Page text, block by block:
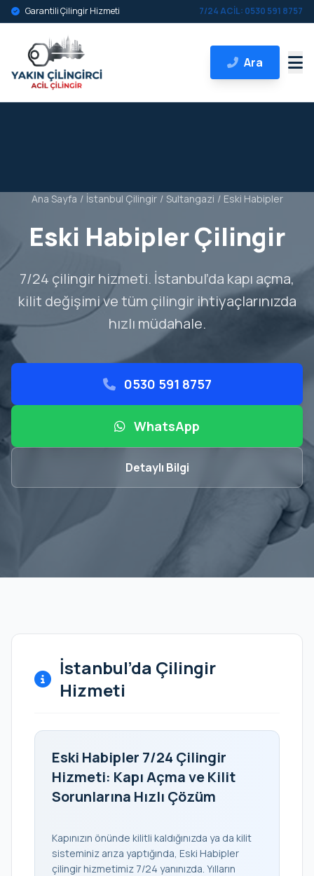
Garantili Çilingir Hizmeti 7/24 ACİL: 0530 591 8757
Ara
Ana Sayfa / İstanbul Çilingir / Sultangazi / Eski Habipler
Eski Habipler Çilingir
7/24 çilingir hizmeti. İstanbul’da kapı açma,
kilit değişimi ve tüm çilingir ihtiyaçlarınızda
hızlı müdahale.
0530 591 8757
WhatsApp
Detaylı Bilgi
İstanbul’da Çilingir
Hizmeti
Eski Habipler 7/24 Çilingir
Hizmeti: Kapı Açma ve Kilit
Sorunlarına Hızlı Çözüm
Kapınızın önünde kilitli kaldığınızda ya da kilit
sisteminiz arıza yaptığında, Eski Habipler
çilingir hizmetimiz 7/24 yanınızda. Yılların